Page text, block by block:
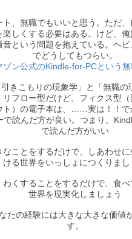
ト、無職でもいいと思う。ただ、
楽しくする必要はある。けど、俺
音という問題を抱えている。ヘ
でどうしてもつらい。
ゾン公式のKindle-for-PCという無
引きこもりの現象学」と「無職の
リフロー型だけど、フィクス型（
ト）の電子本は、……実は！！で
で読んだ方が良い。つまり、
で読んだ方がいい
なことをするだけで、しあわせ
ける世界をいっしょにつくりまし
わくすることをするだけで、食べ
世界を現実化しましょう
たの経験には大きな大きな価値
す。